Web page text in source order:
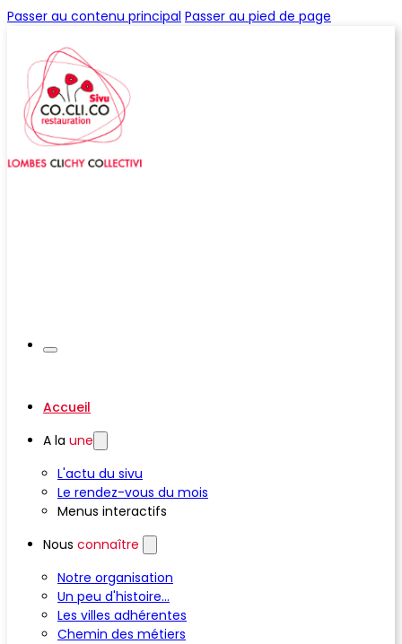
Passer au contenu principal Passer au pied de page
Accueil
A la une
L'actu du sivu
Le rendez-vous du mois
Menus interactifs
Nous connaître
Notre organisation
Un peu d'histoire...
Les villes adhérentes
Chemin des métiers